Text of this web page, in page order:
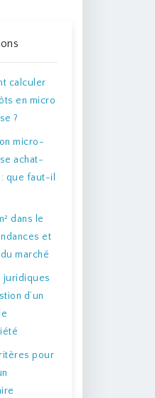
calculer
en micro
?
micro-
achat-
que faut-il
dans le
et
marché
juridiques
d’un
pour